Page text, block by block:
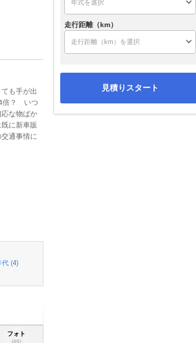
も手が出
倍？ いつ
な物ばか
に新車販
通事情に
代 (4)
フォト
(46)
走行距離（km）
見積りスタート